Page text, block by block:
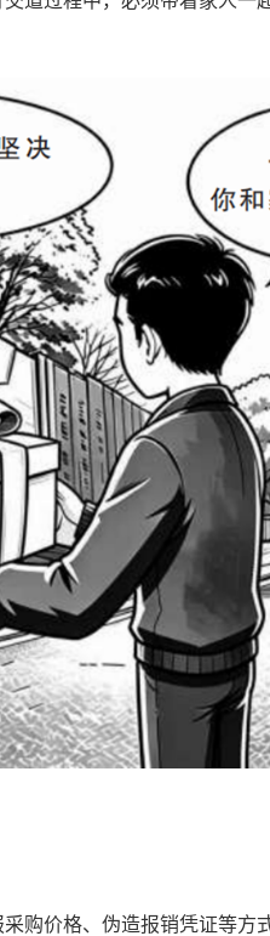
购价格、伪造报销凭证等方